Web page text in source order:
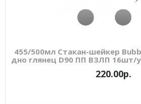
455/500мл Стакан-шейкер
дно глянец D90 ПП ВЗЛП 16шт/
220.00р.